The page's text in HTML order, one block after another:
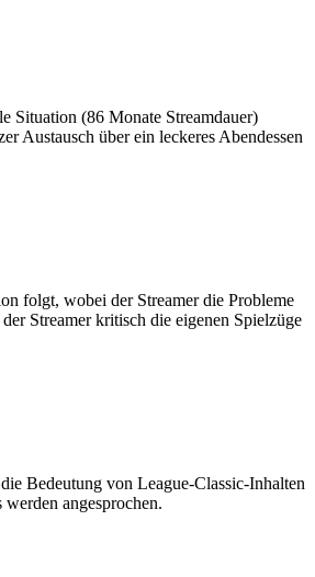
Situation (86 Monate Streamdauer)
Austausch über ein leckeres Abendessen
folgt, wobei der Streamer die Probleme
Streamer kritisch die eigenen Spielzüge
Bedeutung von League-Classic-Inhalten
angesprochen.